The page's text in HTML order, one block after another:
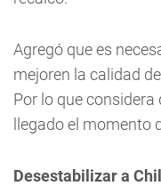
Agregó que es
mejoren la calidad
Por lo que
llegado el momento
Desestabilizar a